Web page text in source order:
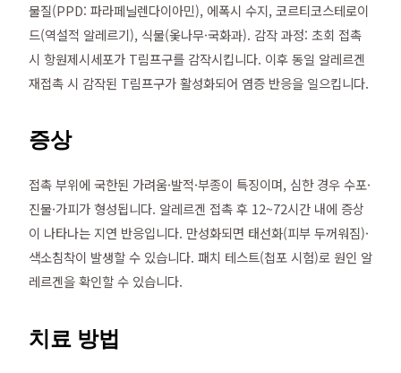
물질(PPD: 파라페닐렌다이아민), 에폭시 수지, 코르티코스테로이
드(역설적 알레르기), 식물(옻나무·국화과). 감작 과정: 초회 접촉
시 항원제시세포가 T림프구를 감작시킵니다. 이후 동일 알레르겐
재접촉 시 감작된 T림프구가 활성화되어 염증 반응을 일으킵니다.
증상
접촉 부위에 국한된 가려움·발적·부종이 특징이며, 심한 경우 수포·
진물·가피가 형성됩니다. 알레르겐 접촉 후 12~72시간 내에 증상
이 나타나는 지연 반응입니다. 만성화되면 태선화(피부 두꺼워짐)·
색소침착이 발생할 수 있습니다. 패치 테스트(첩포 시험)로 원인 알
레르겐을 확인할 수 있습니다.
치료 방법